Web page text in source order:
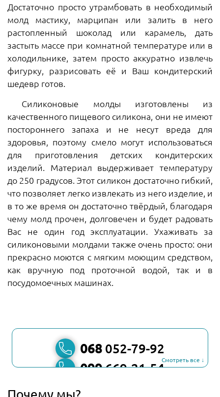
Достаточно просто утрамбовать в необходимый
молд мастику, марципан или залить в него
растопленный шоколад или карамель, дать
застыть массе при комнатной температуре или в
холодильнике, затем просто аккуратно извлечь
фигурку, разрисовать её и Ваш кондитерский
шедевр готов.
Силиконовые молды изготовлены из
качественного пищевого силикона, они не имеют
постороннего запаха и не несут вреда для
здоровья, поэтому смело могут использоваться
для приготовления детских кондитерских
изделий. Материал выдерживает температуру
до 250 градусов. Этот силикон достаточно гибкий,
что позволяет легко извлекать из него изделие, и
в то же время он достаточно твёрдый, благодаря
чему молд прочен, долговечен и будет радовать
Вас не один год эксплуатации. Ухаживать за
силиконовыми молдами также очень просто: они
прекрасно моются с мягким моющим средством,
как вручную под проточной водой, так и в
посудомоечных машинах.
068 052-79-92
099669-21-54
067
Смотреть все ↓